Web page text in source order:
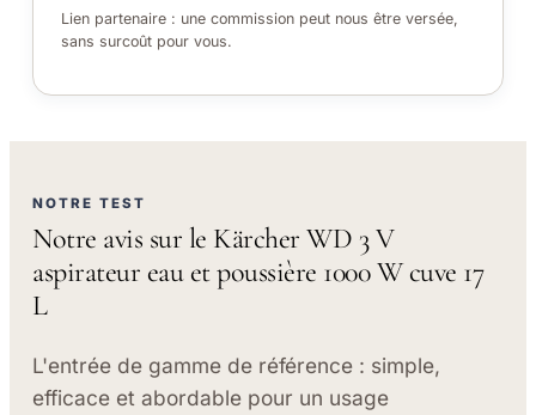
Lien partenaire : une commission peut nous être versée,
sans surcoût pour vous.
NOTRE TEST
Notre avis sur le Kärcher WD 3 V
aspirateur eau et poussière 1000 W cuve 17
L
L'entrée de gamme de référence : simple,
efficace et abordable pour un usage